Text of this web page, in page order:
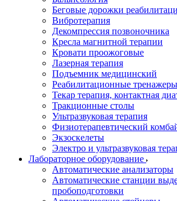
Беговые дорожки
Вибротерапия
Декомпрессия позвоночника
Кресла магнитной терапии
Кровати проожоговые
Лазерная терапия
Подъемник медицинский
Реабилитационные тренажеры
Текар терапия, контактная
Тракционные столы
Ультразвуковая терапия
Физиотерапевтический
Экзоскелеты
Электро и ультразвуковая
Лабораторное оборудование
Автоматические анализаторы
Автоматические станции
пробоподготовки